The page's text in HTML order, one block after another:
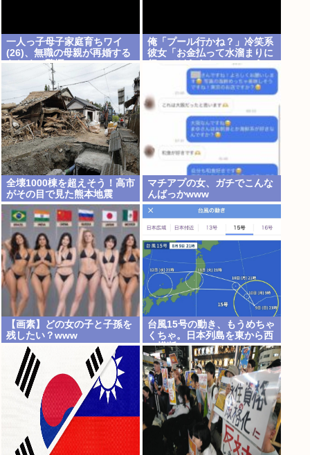
一人っ子母子家庭育ちワイ
(26)、無職の母親が再婚する
らしくて驚愕
俺「プール行かね？」冷笑系
彼女「お金払って水溜まりに
行ってどうすんの」→こうい
う女と付き合ってられる？？
全壊1000棟を超えそう！高市
がその目で見た熊本地震
マチアプの女、ガチでこんな
んばっかwww
【画素】どの女の子と子孫を
残したい？www
台風15号の動き、もうめちゃ
くちゃ。日本列島を東から西
に横断